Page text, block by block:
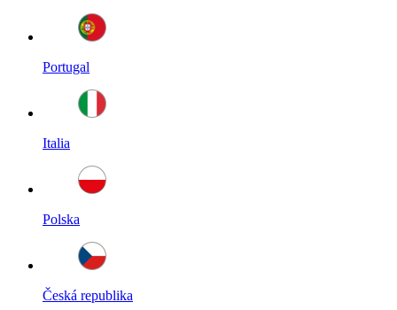
Portugal
Italia
Polska
Česká republika